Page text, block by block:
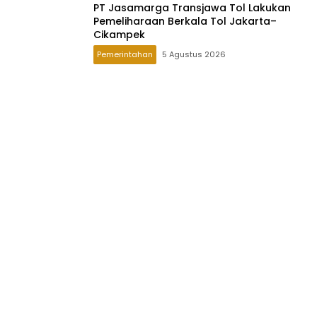
PT Jasamarga Transjawa Tol Lakukan
Pemeliharaan Berkala Tol Jakarta–
Cikampek
Pemerintahan 5 Agustus 2026